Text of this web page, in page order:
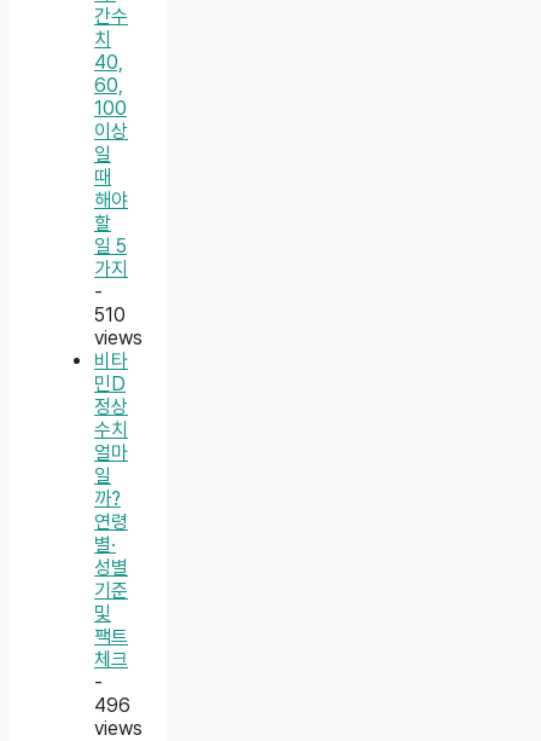
간수
치
40,
60,
100
이상
일
때
해야
할
일 5
가지
-
510
views
비타
민D
정상
수치
얼마
일
까?
연령
별·
성별
기준
및
팩트
체크
-
496
views